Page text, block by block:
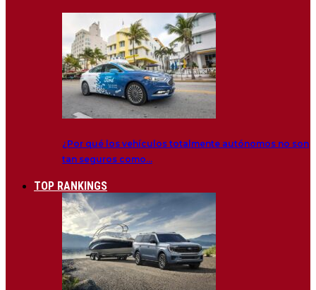
¿Por qué los vehículos totalmente autónomos no son
tan seguros como…
TOP RANKINGS